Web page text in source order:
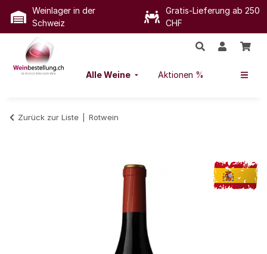
Weinlager in der
Schweiz
Gratis-Lieferung ab 250
CHF
Alle Weine Aktionen %
Zurück zur Liste Rotwein